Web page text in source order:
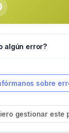
algún error?
sobre
gestionar este